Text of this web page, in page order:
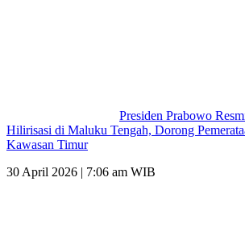
Presiden Prabowo
Hilirisasi di Maluku Tengah, Dorong
Kawasan Timur
30 April 2026 | 7:06 am WIB